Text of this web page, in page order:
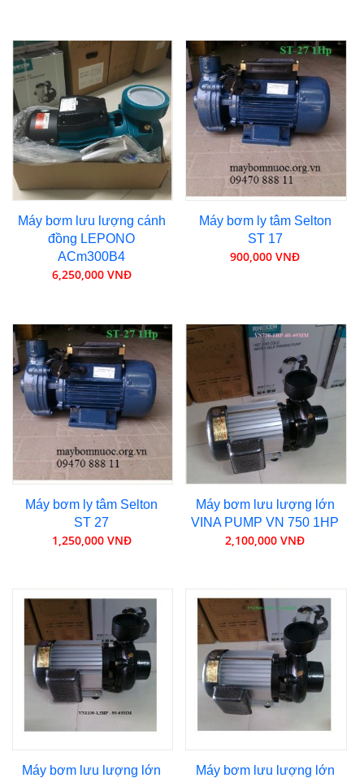
Máy bơm lưu lượng cánh
đồng LEPONO
ACm300B4
6,250,000 VNĐ
Máy bơm ly tâm Selton
ST 17
900,000 VNĐ
Máy bơm ly tâm Selton
ST 27
1,250,000 VNĐ
Máy bơm lưu lượng lớn
VINA PUMP VN 750 1HP
2,100,000 VNĐ
Máy bơm lưu lượng lớn
Máy bơm lưu lượng lớn